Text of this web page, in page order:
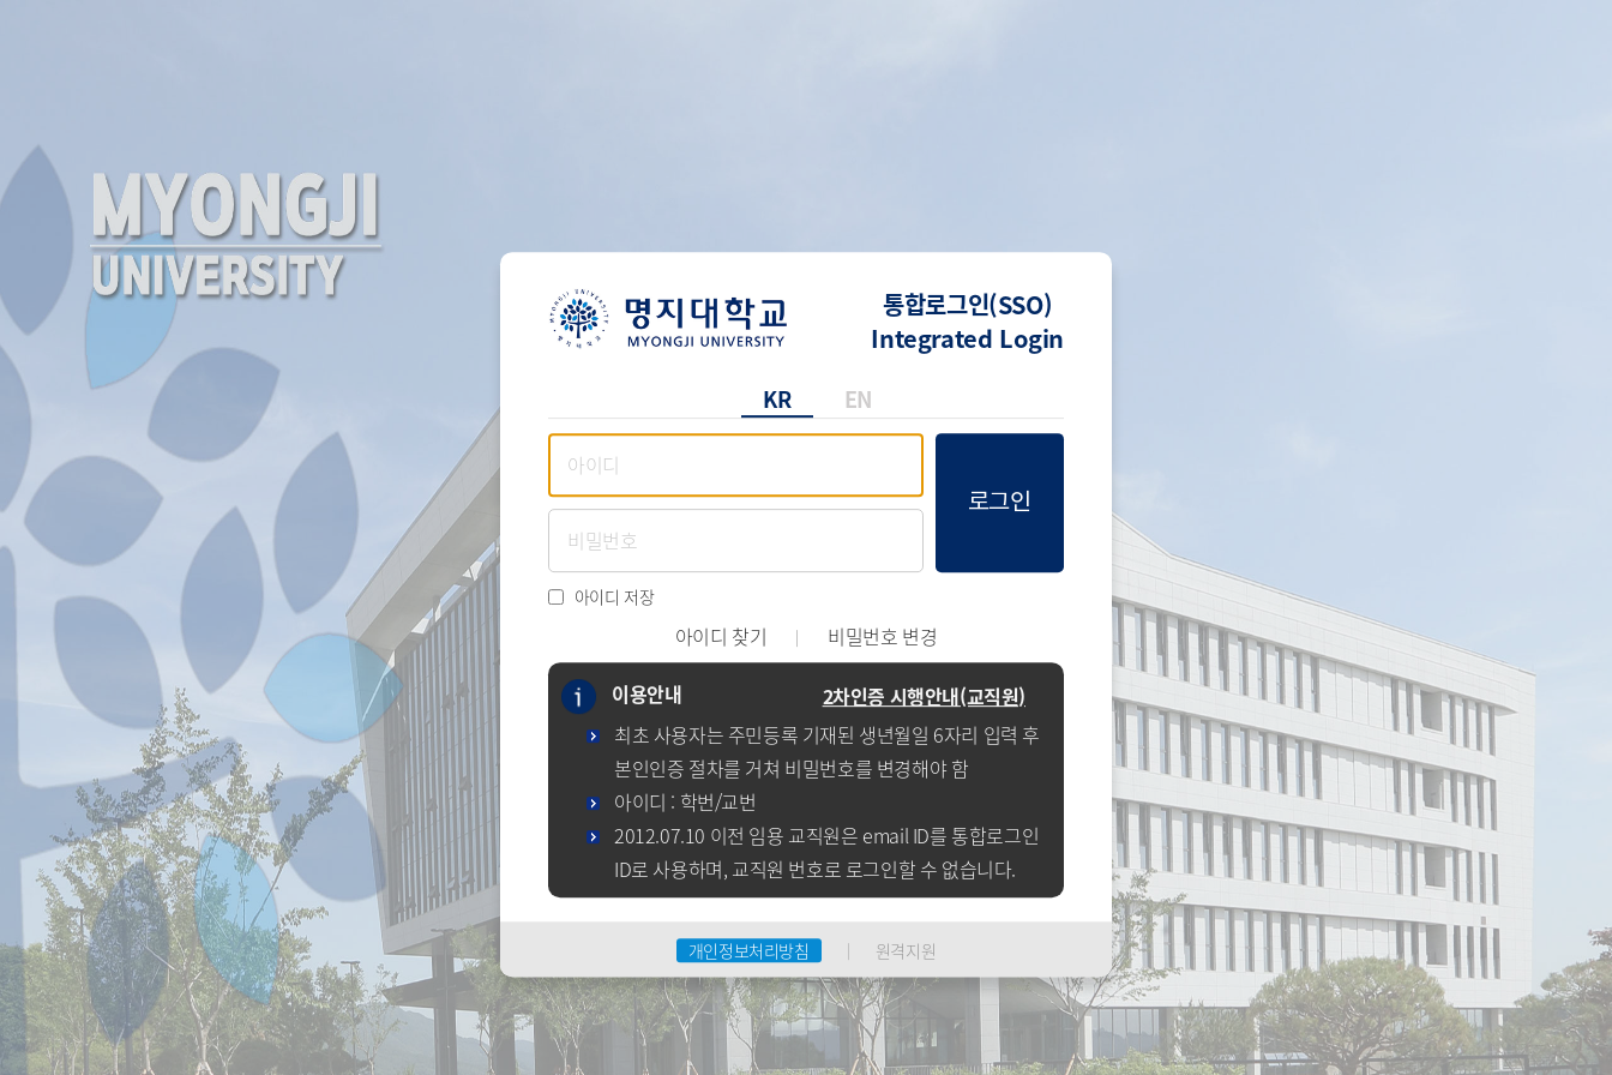
통합로그인(SSO)
Integrated Login
KR EN
로그인
아이디 저장
아이디 찾기
비밀번호 변경
이용안내
2차인증 시행안내(교직원)
최초 사용자는 주민등록 기재된 생년월일 6자리 입력 후
본인인증 절차를 거쳐 비밀번호를 변경해야 함
아이디 : 학번/교번
2012.07.10 이전 임용 교직원은 email ID를 통합로그인
ID로 사용하며, 교직원 번호로 로그인할 수 없습니다.
개인정보처리방침 원격지원